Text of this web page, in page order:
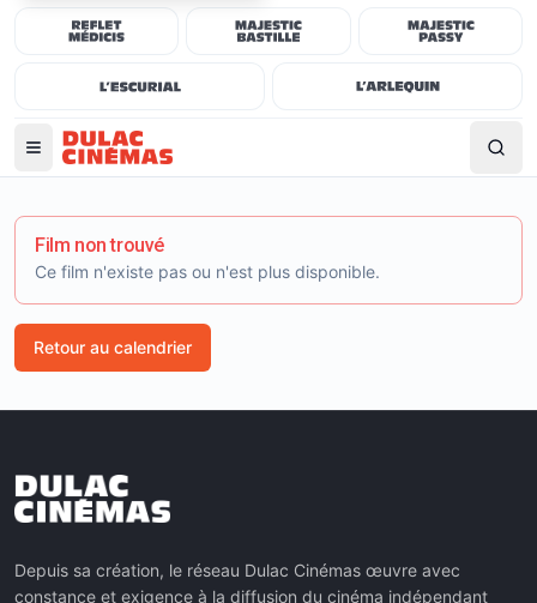
Film non trouvé
Ce film n'existe pas ou n'est plus disponible.
Retour au calendrier
Depuis sa création, le réseau Dulac Cinémas œuvre avec
constance et exigence à la diffusion du cinéma indépendant